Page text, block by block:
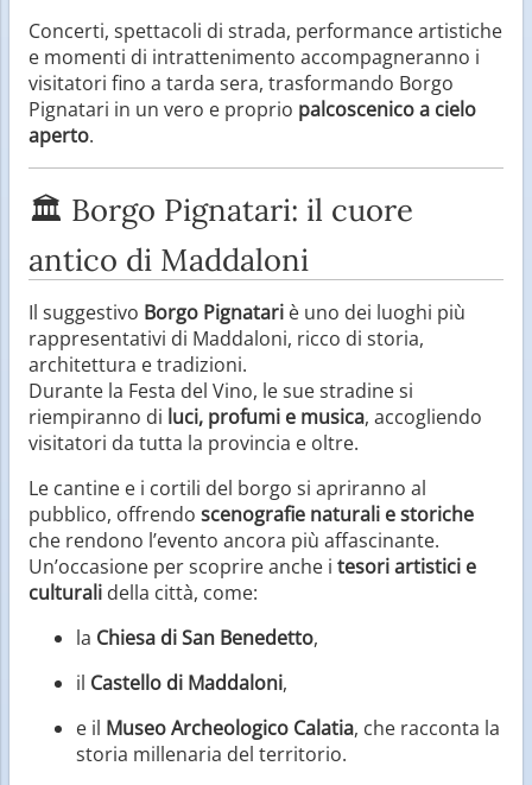
Concerti, spettacoli di strada, performance artistiche
e momenti di intrattenimento accompagneranno i
visitatori fino a tarda sera, trasformando Borgo
Pignatari in un vero e proprio palcoscenico a cielo
aperto.
🏛️ Borgo Pignatari: il cuore
antico di Maddaloni
Il suggestivo Borgo Pignatari è uno dei luoghi più
rappresentativi di Maddaloni, ricco di storia,
architettura e tradizioni.
Durante la Festa del Vino, le sue stradine si
riempiranno di luci, profumi e musica, accogliendo
visitatori da tutta la provincia e oltre.
Le cantine e i cortili del borgo si apriranno al
pubblico, offrendo scenografie naturali e storiche
che rendono l’evento ancora più affascinante.
Un’occasione per scoprire anche i tesori artistici e
culturali della città, come:
la Chiesa di San Benedetto,
il Castello di Maddaloni,
e il Museo Archeologico Calatia, che racconta la
storia millenaria del territorio.